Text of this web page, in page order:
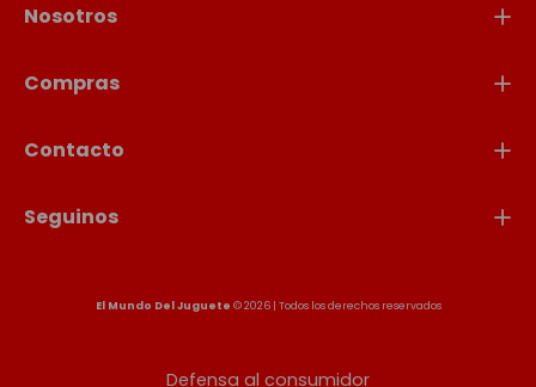
Nosotros
Compras
Contacto
Seguinos
El Mundo Del Juguete © 2026 | Todos los derechos reservados
Defensa al consumidor